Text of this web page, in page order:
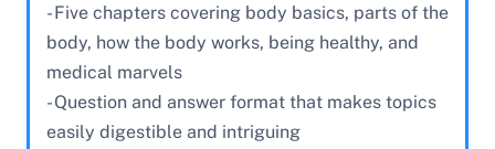
- Five chapters covering body basics, parts of the
body, how the body works, being healthy, and
medical marvels
- Question and answer format that makes topics
easily digestible and intriguing